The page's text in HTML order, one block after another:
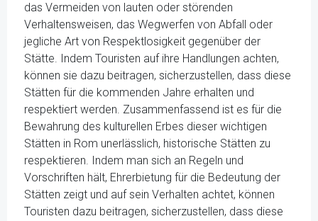
das Vermeiden von lauten oder störenden
Verhaltensweisen, das Wegwerfen von Abfall oder
jegliche Art von Respektlosigkeit gegenüber der
Stätte. Indem Touristen auf ihre Handlungen achten,
können sie dazu beitragen, sicherzustellen, dass diese
Stätten für die kommenden Jahre erhalten und
respektiert werden. Zusammenfassend ist es für die
Bewahrung des kulturellen Erbes dieser wichtigen
Stätten in Rom unerlässlich, historische Stätten zu
respektieren. Indem man sich an Regeln und
Vorschriften hält, Ehrerbietung für die Bedeutung der
Stätten zeigt und auf sein Verhalten achtet, können
Touristen dazu beitragen, sicherzustellen, dass diese